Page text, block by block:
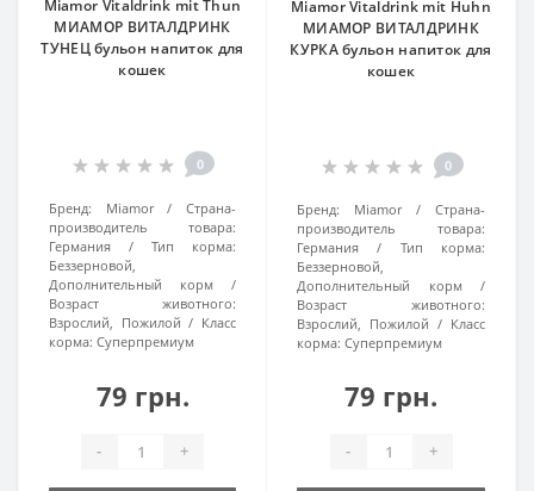
Miamor Vitaldrink mit Thun
МИАМОР ВИТАЛДРИНК
ТУНЕЦ бульон напиток для
кошек
0
Бренд: Miamor
Страна-
производитель товара:
Германия
Тип корма:
Беззерновой,
Дополнительный корм
Возраст животного:
Взрослий, Пожилой
Класс
корма: Суперпремиум
79 грн.
- +
Miamor Vitaldrink mit Huhn
МИАМОР ВИТАЛДРИНК
КУРКА бульон напиток для
кошек
0
Бренд: Miamor
Страна-
производитель товара:
Германия
Тип корма:
Беззерновой,
Дополнительный корм
Возраст животного:
Взрослий, Пожилой
Класс
корма: Суперпремиум
79 грн.
- +